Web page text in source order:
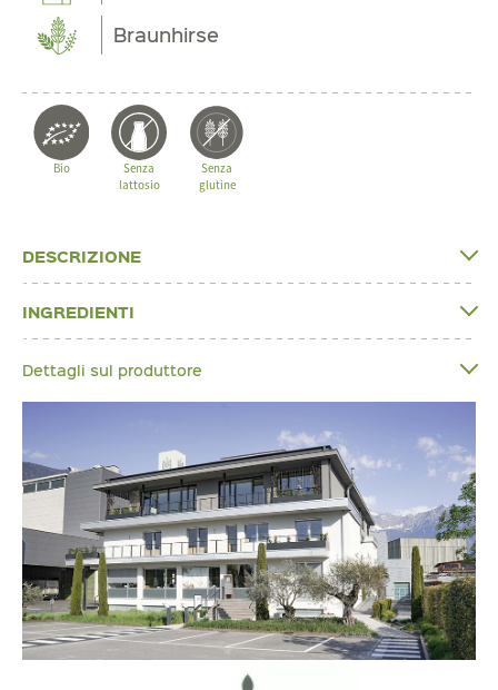
Braunhirse
Bio
Senza
lattosio
Senza
glutine
DESCRIZIONE
INGREDIENTI
Dettagli sul produttore